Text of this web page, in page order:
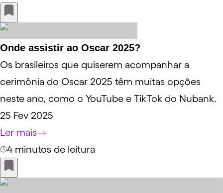
Onde assistir ao Oscar 2025?
Os brasileiros que quiserem acompanhar a
cerimônia do Oscar 2025 têm muitas opções
neste ano, como o YouTube e TikTok do Nubank.
25 Fev 2025
Ler mais
4 minutos de leitura